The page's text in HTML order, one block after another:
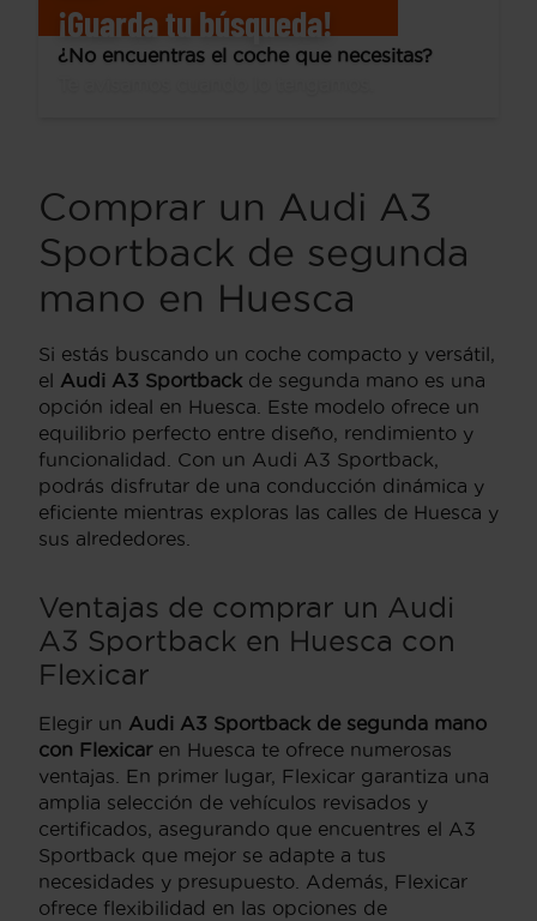
¡Guarda tu búsqueda!
¿No encuentras el coche que necesitas?
Comprar un Audi A3
Sportback de segunda
mano en Huesca
Si estás buscando un coche compacto y versátil,
el Audi A3 Sportback de segunda mano es una
opción ideal en Huesca. Este modelo ofrece un
equilibrio perfecto entre diseño, rendimiento y
funcionalidad. Con un Audi A3 Sportback,
podrás disfrutar de una conducción dinámica y
eficiente mientras exploras las calles de Huesca y
sus alrededores.
Ventajas de comprar un Audi
A3 Sportback en Huesca con
Flexicar
Elegir un Audi A3 Sportback de segunda mano
con Flexicaren Huesca te ofrece numerosas
ventajas. En primer lugar, Flexicar garantiza una
amplia selección de vehículos revisados y
certificados, asegurando que encuentres el A3
Sportback que mejor se adapte a tus
necesidades y presupuesto. Además, Flexicar
ofrece flexibilidad en las opciones de